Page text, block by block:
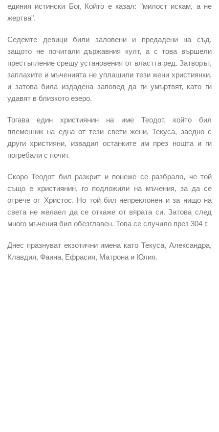
единия истински Бог, Който е казал: "милост искам, а не
жертва".
Седемте девици били заловени и предадени на съд,
защото не почитали държавния култ, а с това вършели
престъпление срещу установения от властта ред. Затворът,
заплахите и мъченията не уплашили тези жени християнки,
и затова била издадена заповед да ги умъртвят, като ги
удавят в близкото езеро.
Тогава един християнин на име Теодот, който бил
племенник на една от тези свети жени, Текуса, заедно с
други християни, извадил останките им през нощта и ги
погребали с почит.
Скоро Теодот бил разкрит и понеже се разбрало, че той
също е християнин, го подложили на мъчения, за да се
отрече от Христос. Но той бил непреклонен и за нищо на
света не желаел да се откаже от вярата си. Затова след
много мъчения бил обезглавен. Това се случило през 304 г.
Днес празнуват екзотични имена като Текуса, Александра,
Клавдия, Фаина, Ефрасия, Матрона и Юлия.